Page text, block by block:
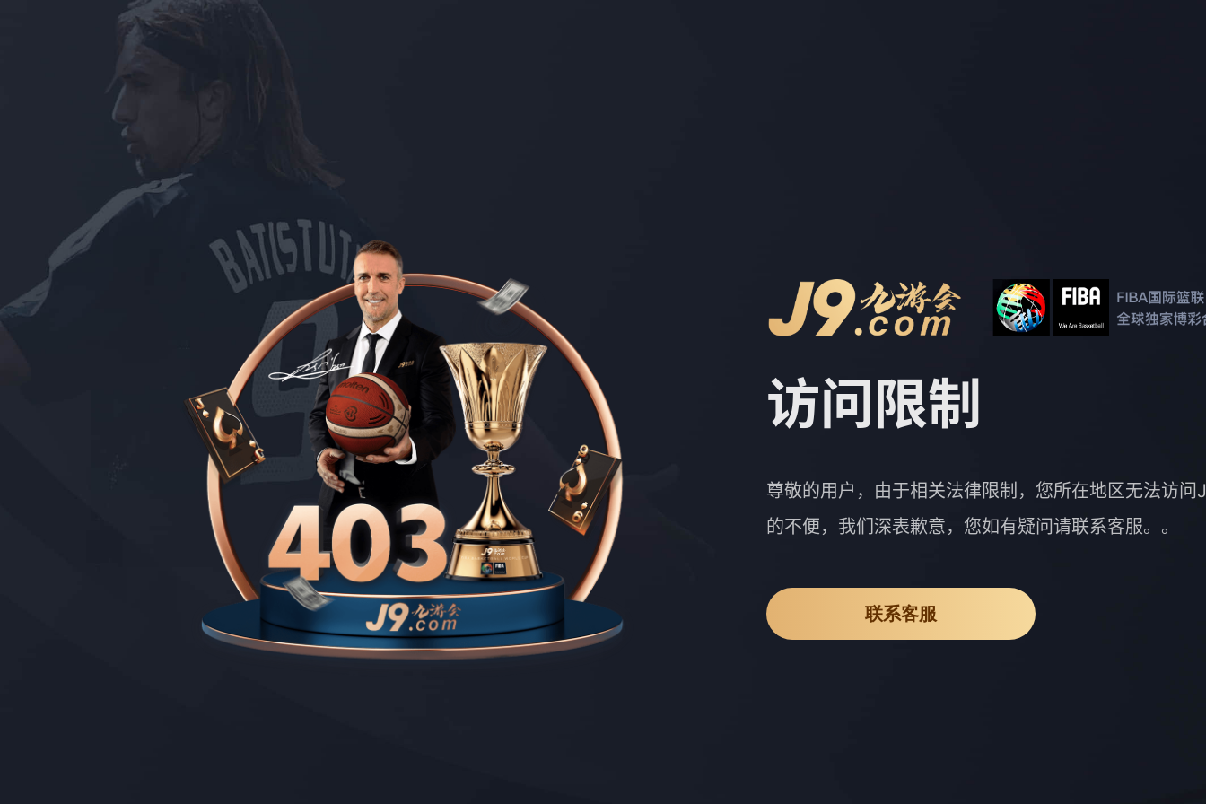
访问限制
尊敬的用户，由于相关法律限制，您所在地区无法访问
的不便，我们深表歉意，您如有疑问请联系客服。。
联系客服